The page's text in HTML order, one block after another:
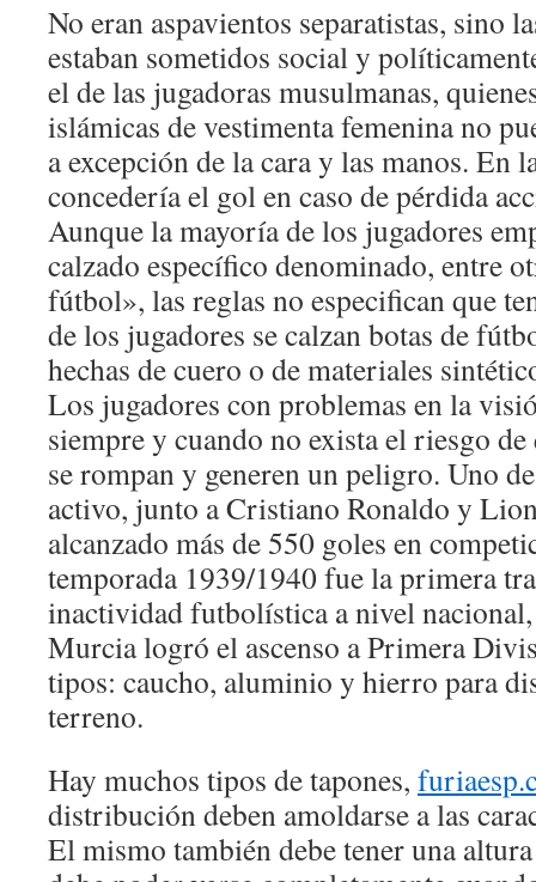
No eran aspavientos separatistas, sino
estaban sometidos social y
el de las jugadoras musulmanas,
islámicas de vestimenta femenina no
a excepción de la cara y las manos. En
concedería el gol en caso de pérdida
Aunque la mayoría de los jugadores
calzado específico denominado, entre
fútbol», las reglas no especifican que
de los jugadores se calzan botas de
hechas de cuero o de materiales
Los jugadores con problemas en la
siempre y cuando no exista el riesgo de
se rompan y generen un peligro. Uno
activo, junto a Cristiano Ronaldo y
alcanzado más de 550 goles en
temporada 1939/1940 fue la primera
inactividad futbolística a nivel
Murcia logró el ascenso a Primera
tipos: caucho, aluminio y hierro para
terreno.
Hay muchos tipos de tapones,
distribución deben amoldarse a las
El mismo también debe tener una